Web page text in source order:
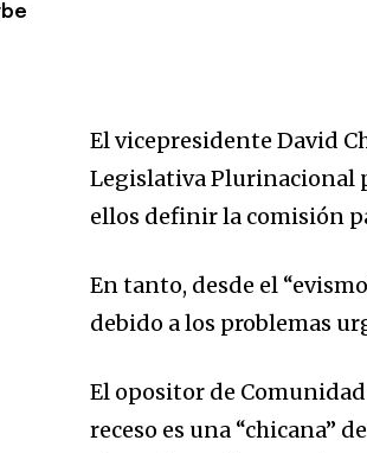
El vicepresidente David
Legislativa Plurinacional
ellos definir la comisión
En tanto, desde el
debido a los problemas
El opositor de
receso es una “chicana”